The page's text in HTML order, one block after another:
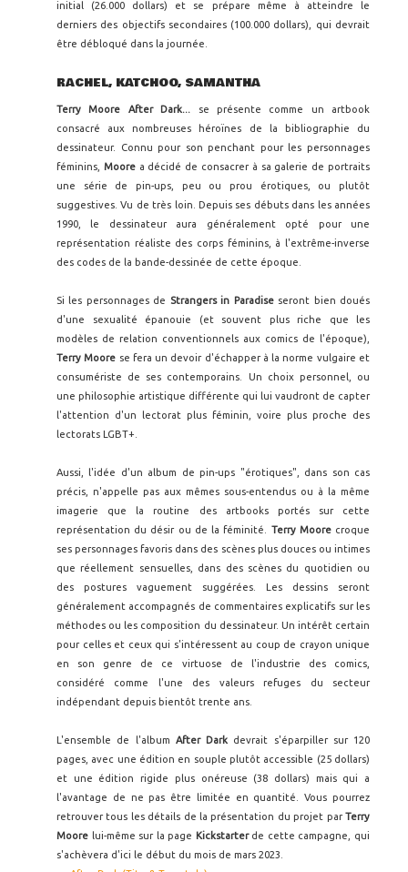
initial (26.000 dollars) et se prépare même à atteindre le
derniers des objectifs secondaires (100.000 dollars), qui devrait
être débloqué dans la journée.
RACHEL, KATCHOO, SAMANTHA
Terry Moore After Dark... se présente comme un artbook
consacré aux nombreuses héroïnes de la bibliographie du
dessinateur. Connu pour son penchant pour les personnages
féminins, Moorea décidé de consacrer à sa galerie de portraits
une série de pin-ups, peu ou prou érotiques, ou plutôt
suggestives. Vu de très loin. Depuis ses débuts dans les années
1990, le dessinateur aura généralement opté pour une
représentation réaliste des corps féminins, à l'extrême-inverse
des codes de la bande-dessinée de cette époque.
Si les personnages de Strangers in Paradiseseront bien doués
d'une sexualité épanouie (et souvent plus riche que les
modèles de relation conventionnels aux comics de l'époque),
Terry Moore se fera un devoir d'échapper à la norme vulgaire et
consumériste de ses contemporains. Un choix personnel, ou
une philosophie artistique différente qui lui vaudront de capter
l'attention d'un lectorat plus féminin, voire plus proche des
lectorats LGBT+.
Aussi, l'idée d'un album de pin-ups "érotiques", dans son cas
précis, n'appelle pas aux mêmes sous-entendus ou à la même
imagerie que la routine des artbooks portés sur cette
représentation du désir ou de la féminité. Terry Moorecroque
ses personnages favoris dans des scènes plus douces ou intimes
que réellement sensuelles, dans des scènes du quotidien ou
des postures vaguement suggérées. Les dessins seront
généralement accompagnés de commentaires explicatifs sur les
méthodes ou les composition du dessinateur. Un intérêt certain
pour celles et ceux qui s'intéressent au coup de crayon unique
en son genre de ce virtuose de l'industrie des comics,
considéré comme l'une des valeurs refuges du secteur
indépendant depuis bientôt trente ans.
L'ensemble de l'album After Dark devrait s'éparpiller sur 120
pages, avec une édition en souple plutôt accessible (25 dollars)
et une édition rigide plus onéreuse (38 dollars) mais qui a
l'avantage de ne pas être limitée en quantité. Vous pourrez
retrouver tous les détails de la présentation du projet parTerry
Moore lui-même sur la page Kickstarterde cette campagne, qui
s'achèvera d'ici le début du mois de mars 2023.